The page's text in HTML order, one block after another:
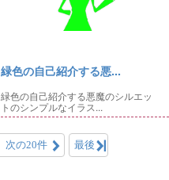
緑色の自己紹介する悪...
緑色の自己紹介する悪魔のシルエッ
トのシンプルなイラス...
次の20件 最後